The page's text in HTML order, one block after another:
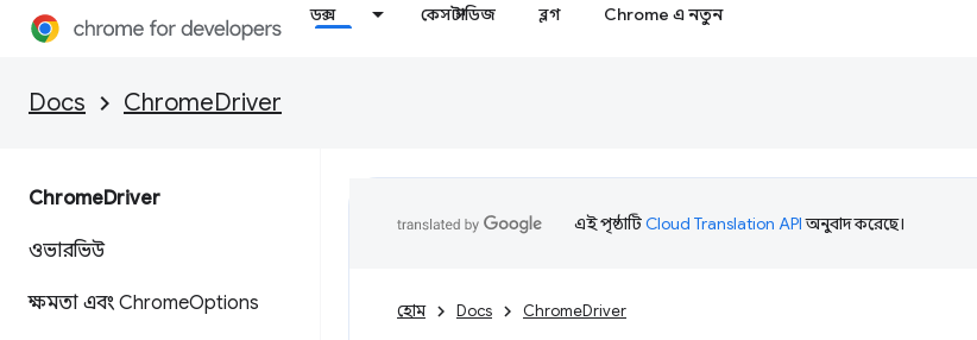
ডক্স কেস স্টাডিজ ব্লগ Chrome এ নতুন
Docs ChromeDriver
ChromeDriver
ওভারভিউ
ক্ষমতা এবং ChromeOptions
এই পৃষ্ঠাটিCloud Translation APIঅনুবাদ করেছে।
হোম Docs ChromeDriver